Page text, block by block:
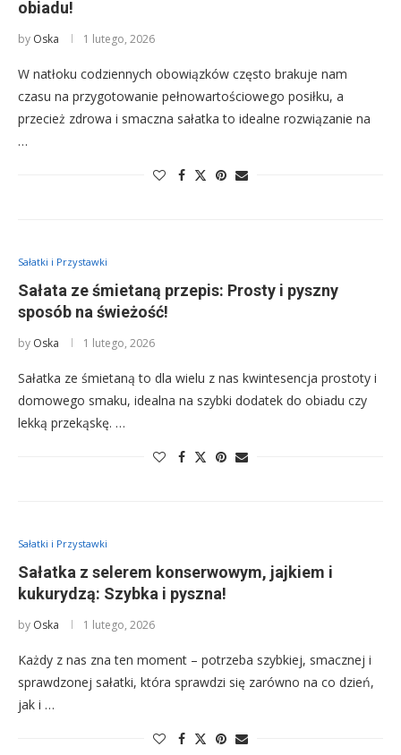
obiadu!
by Oska 1 lutego, 2026
W natłoku codziennych obowiązków często brakuje nam
czasu na przygotowanie pełnowartościowego posiłku, a
przecież zdrowa i smaczna sałatka to idealne rozwiązanie na
…
Sałatki i Przystawki
Sałata ze śmietaną przepis: Prosty i pyszny
sposób na świeżość!
by Oska 1 lutego, 2026
Sałatka ze śmietaną to dla wielu z nas kwintesencja prostoty i
domowego smaku, idealna na szybki dodatek do obiadu czy
lekką przekąskę. …
Sałatki i Przystawki
Sałatka z selerem konserwowym, jajkiem i
kukurydzą: Szybka i pyszna!
by Oska 1 lutego, 2026
Każdy z nas zna ten moment – potrzeba szybkiej, smacznej i
sprawdzonej sałatki, która sprawdzi się zarówno na co dzień,
jak i …